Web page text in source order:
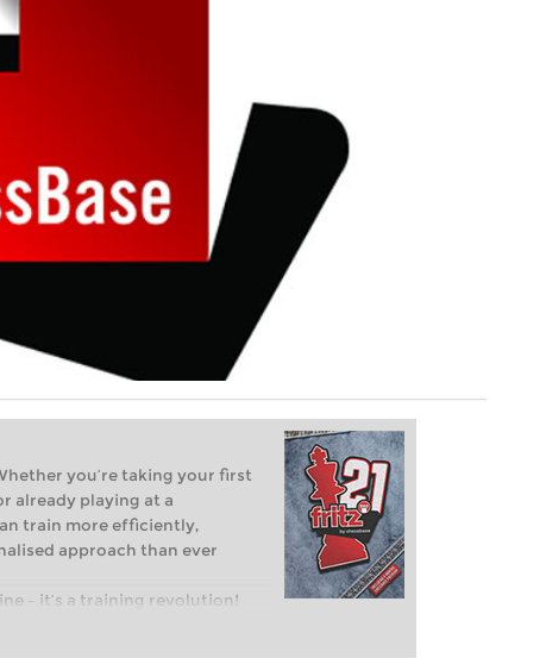
you’re taking your first
already playing at a
train more efficiently,
approach than ever
– it’s a training revolution!
into the world of club chess,